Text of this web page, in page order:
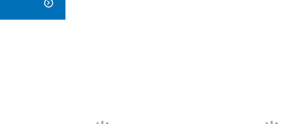
